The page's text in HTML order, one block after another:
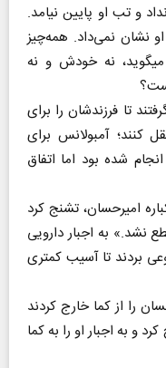
و تب او پایین نیامد.
نشان نمی‌داد. همه‌چیز
عجیب و غریب بود و خانم روستایی می‎گوید، نه خودش و نه
تا فرزندشان را برای
کنند؛ آمبولانس برای
شده بود اما اتفاق
امیرحسان، تشنج کرد
نشد.» به اجبار دارویی
بردند تا آسیب کمتری
را از کما خارج کردند
و به اجبار او را به کما